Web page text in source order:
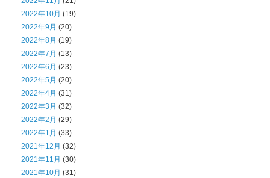
2022年10月 (19)
2022年9月 (20)
2022年8月 (19)
2022年7月 (13)
2022年6月 (23)
2022年5月 (20)
2022年4月 (31)
2022年3月 (32)
2022年2月 (29)
2022年1月 (33)
2021年12月 (32)
2021年11月 (30)
2021年10月 (31)